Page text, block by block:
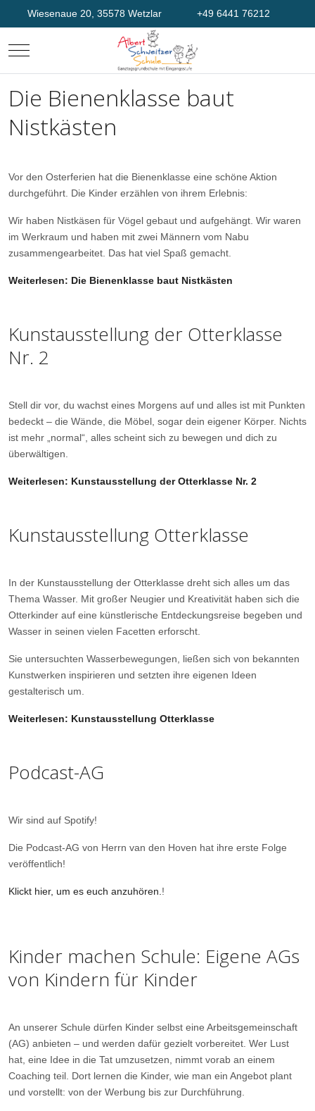
Wiesenaue 20, 35578 Wetzlar +49 6441 76212
Mobile Menu Toggle
Die Bienenklasse baut
Nistkästen
Vor den Osterferien hat die Bienenklasse eine schöne Aktion
durchgeführt. Die Kinder erzählen von ihrem Erlebnis:
Wir haben Nistkäsen für Vögel gebaut und aufgehängt. Wir waren
im Werkraum und haben mit zwei Männern vom Nabu
zusammengearbeitet. Das hat viel Spaß gemacht.
Weiterlesen: Die Bienenklasse baut Nistkästen
Kunstausstellung der Otterklasse
Nr. 2
Stell dir vor, du wachst eines Morgens auf und alles ist mit Punkten
bedeckt – die Wände, die Möbel, sogar dein eigener Körper. Nichts
ist mehr „normal“, alles scheint sich zu bewegen und dich zu
überwältigen.
Weiterlesen: Kunstausstellung der Otterklasse Nr. 2
Kunstausstellung Otterklasse
In der Kunstausstellung der Otterklasse dreht sich alles um das
Thema Wasser. Mit großer Neugier und Kreativität haben sich die
Otterkinder auf eine künstlerische Entdeckungsreise begeben und
Wasser in seinen vielen Facetten erforscht.
Sie untersuchten Wasserbewegungen, ließen sich von bekannten
Kunstwerken inspirieren und setzten ihre eigenen Ideen
gestalterisch um.
Weiterlesen: Kunstausstellung Otterklasse
Podcast-AG
Wir sind auf Spotify!
Die Podcast-AG von Herrn van den Hoven hat ihre erste Folge
veröffentlich!
Klickt hier, um es euch anzuhören.!
Kinder machen Schule: Eigene AGs
von Kindern für Kinder
An unserer Schule dürfen Kinder selbst eine Arbeitsgemeinschaft
(AG) anbieten – und werden dafür gezielt vorbereitet. Wer Lust
hat, eine Idee in die Tat umzusetzen, nimmt vorab an einem
Coaching teil. Dort lernen die Kinder, wie man ein Angebot plant
und vorstellt: von der Werbung bis zur Durchführung.